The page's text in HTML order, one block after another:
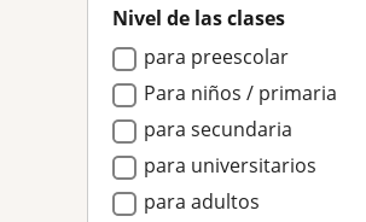
Nivel de las clases
para preescolar
Para niños / primaria
para secundaria
para universitarios
para adultos